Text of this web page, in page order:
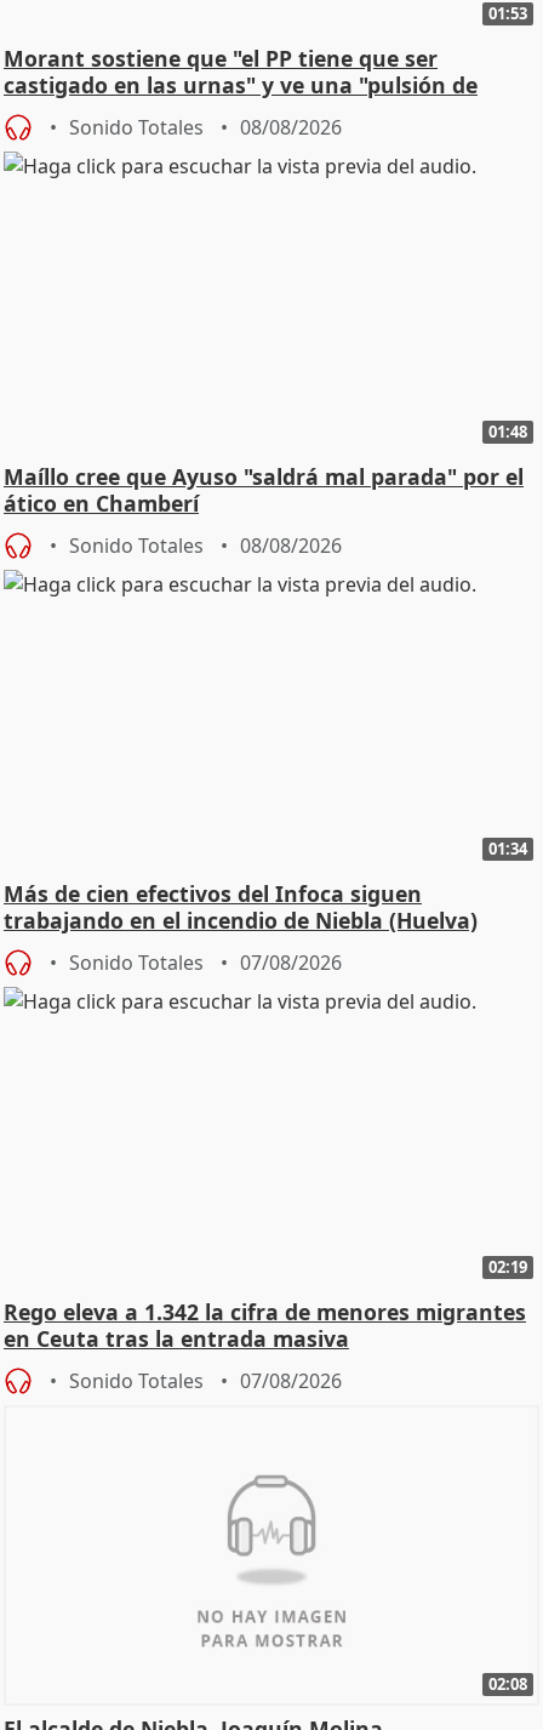
01:53
Morant sostiene que "el PP tiene que ser
castigado en las urnas" y ve una "pulsión de
cambio"
Sonido Totales 08/08/2026
01:48
Maíllo cree que Ayuso "saldrá mal parada" por el
ático en Chamberí
Sonido Totales 08/08/2026
01:34
Más de cien efectivos del Infoca siguen
trabajando en el incendio de Niebla (Huelva)
Sonido Totales 07/08/2026
02:19
Rego eleva a 1.342 la cifra de menores migrantes
en Ceuta tras la entrada masiva
Sonido Totales 07/08/2026
02:08